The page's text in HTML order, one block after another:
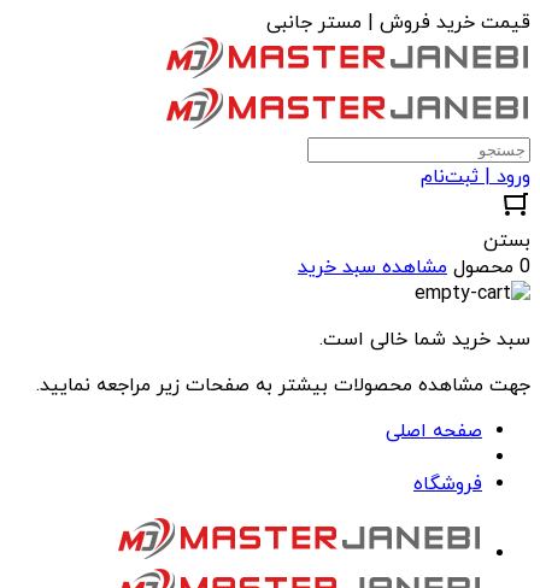
قیمت خرید فروش | مستر جانبی
ورود | ثبت‌نام
بستن
0 محصول
مشاهده سبد خرید
سبد خرید شما خالی است.
جهت مشاهده محصولات بیشتر به صفحات زیر مراجعه نمایید.
صفحه اصلی
فروشگاه